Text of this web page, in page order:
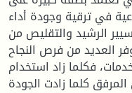
في ترقية وجودة أداء
الرشيد والتقليص من
العديد من فرص النجاح
فكلما زاد استخدام
كلما زادت الجودة